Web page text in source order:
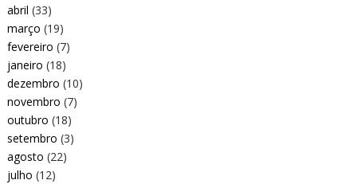
abril (33)
março (19)
fevereiro (7)
janeiro (18)
dezembro (10)
novembro (7)
outubro (18)
setembro (3)
agosto (22)
julho (12)